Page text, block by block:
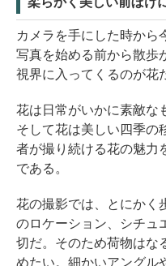
カメラを手にした時から
写真を始める前から散歩
視界に入ってくるのが花
花は日常がいかに素敵な
そして花は美しい四季の
者が撮り続ける花の魅力
である。
花の撮影では、とにかく
のロケーション、シチュ
切だ。そのため荷物はな
めたい。細かいアングル